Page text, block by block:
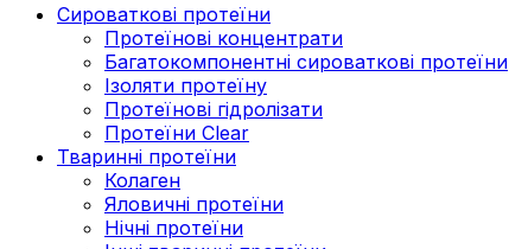
Сироваткові протеїни
Протеїнові концентрати
Багатокомпонентні сироваткові протеїни
Ізоляти протеїну
Протеїнові гідролізати
Протеїни Clear
Тваринні протеїни
Колаген
Яловичні протеїни
Нічні протеїни